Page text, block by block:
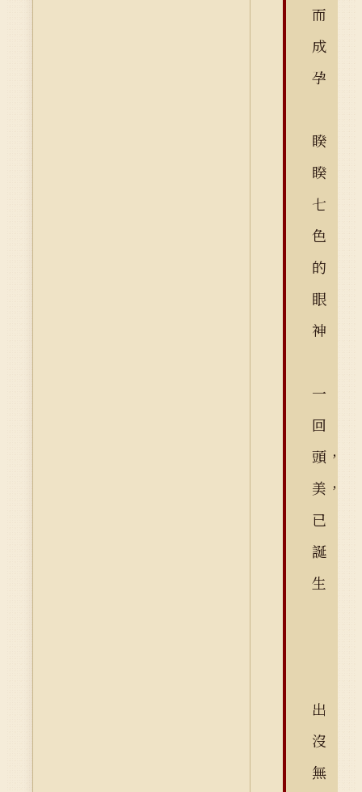
而
成
孕
睽
睽
七
色
的
眼
神
一
回
頭，
美，
已
誕
生
出
沒
無